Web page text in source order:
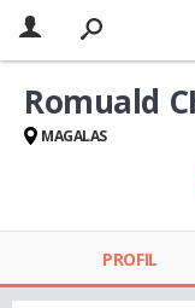
Romuald
MAGALAS
PROFIL